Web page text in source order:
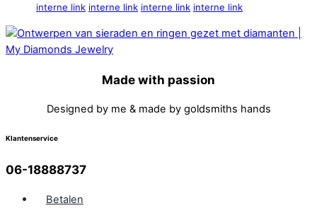
interne link interne link interne link interne link
Made with passion
Designed by me & made by goldsmiths hands
Klantenservice
06-18888737
Betalen